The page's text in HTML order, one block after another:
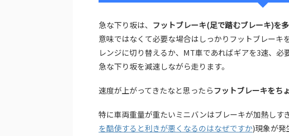
急な下り坂は、 フットブレーキ(足で踏むブレーキ)を
意味ではなくて必要な場合はしっかりフットブレーキ
レンジに切り替えるか、MT車であればギアを3速、
急な下り坂を減速しながら走ります。
速度が上がってきたなと思ったらフットブレーキをち
特に車両重量が重たいミニバンはブレーキが加熱しす
を酷使すると利きが悪くなるのはなぜですか)現象が発